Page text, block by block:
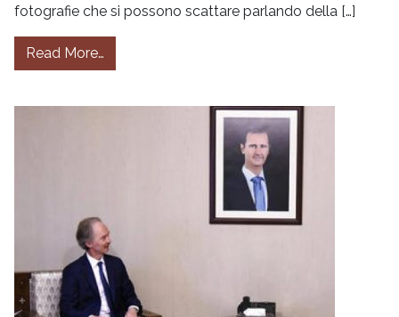
fotografie che si possono scattare parlando della […]
Read More…